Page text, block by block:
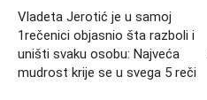
Vladeta Jerotić je u samoj
1rečenici objasnio šta razboli i
uništi svaku osobu: Najveća
mudrost krije se u svega 5 reči